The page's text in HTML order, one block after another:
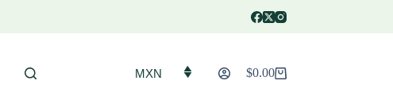
MXN
Carro
$0.00